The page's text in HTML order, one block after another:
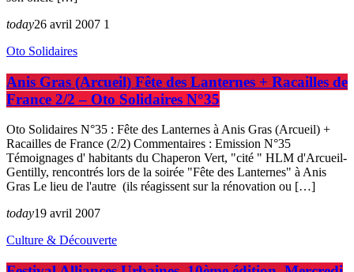
today26 avril 2007 1
Oto Solidaires
Anis Gras (Arcueil) Fête des Lanternes + Racailles de
France 2/2 – Oto Solidaires N°35
Oto Solidaires N°35 : Fête des Lanternes à Anis Gras (Arcueil) +
Racailles de France (2/2) Commentaires : Emission N°35
Témoignages d' habitants du Chaperon Vert, "cité " HLM d'Arcueil-
Gentilly, rencontrés lors de la soirée "Fête des Lanternes" à Anis
Gras Le lieu de l'autre (ils réagissent sur la rénovation ou […]
today19 avril 2007
Culture & Découverte